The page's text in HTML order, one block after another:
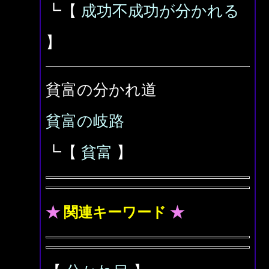
┗【 成功不成功が分かれる
】
貧富の分かれ道
貧富の岐路
┗【 貧富 】
★ 関連キーワード ★